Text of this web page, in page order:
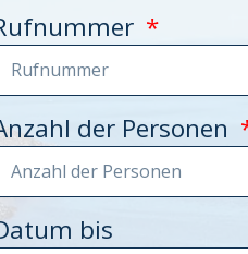
der Personen
bis